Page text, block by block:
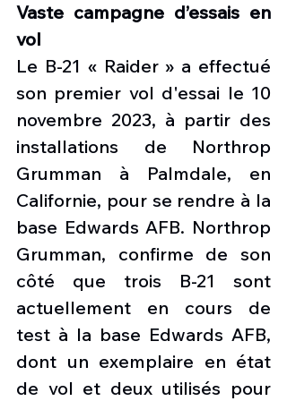
Vaste campagne d’essais en
vol
Le B-21 « Raider » a effectué
son premier vol d'essai le 10
novembre 2023, à partir des
installations de Northrop
Grumman à Palmdale, en
Californie, pour se rendre à la
base Edwards AFB. Northrop
Grumman, confirme de son
côté que trois B-21 sont
actuellement en cours de
test à la base Edwards AFB,
dont un exemplaire en état
de vol et deux utilisés pour